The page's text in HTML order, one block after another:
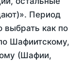
Период
как по
Шафиитскому,
(Шафии,